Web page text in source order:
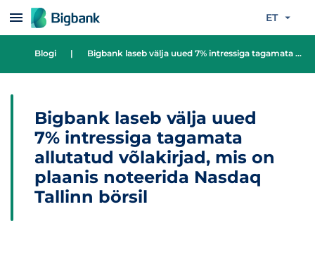
Liigu edasi põhisisu juurde ET
Blogi | Bigbank laseb välja uued 7% intressiga tagamata allutatud võlakirjad, mis on plaanis noteerida Nasdaq Tallinn börsil
Bigbank laseb välja uued
7% intressiga tagamata
allutatud võlakirjad, mis on
plaanis noteerida Nasdaq
Tallinn börsil